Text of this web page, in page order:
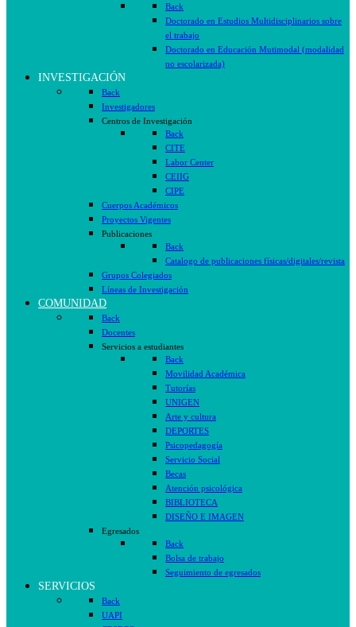
Back
Doctorado en Estudios Multidisciplinarios sobre
el trabajo
Doctorado en Educación Mutimodal (modalidad
no escolarizada)
INVESTIGACIÓN
Back
Investigadores
Centros de Investigación
Back
CITE
Labor Center
CEIIG
CIPE
Cuerpos Académicos
Proyectos Vigentes
Publicaciones
Back
Catalogo de publicaciones físicas/digitales/revista
Grupos Colegiados
Líneas de Investigación
COMUNIDAD
Back
Docentes
Servicios a estudiantes
Back
Movilidad Académica
Tutorías
UNIGEN
Arte y cultura
DEPORTES
Psicopedagogía
Servicio Social
Becas
Atención psicológica
BIBLIOTECA
DISEÑO E IMAGEN
Egresados
Back
Bolsa de trabajo
Seguimiento de egresados
SERVICIOS
Back
UAPI